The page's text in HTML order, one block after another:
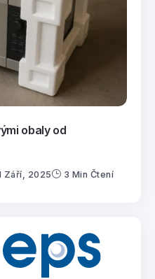
obaly od
Září, 2025 3 Min Čtení